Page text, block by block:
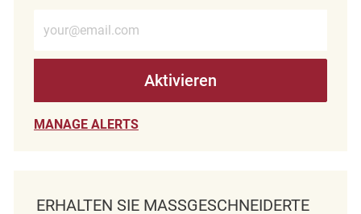
Aktivieren
MANAGE ALERTS
ERHALTEN SIE MASSGESCHNEIDERTE J